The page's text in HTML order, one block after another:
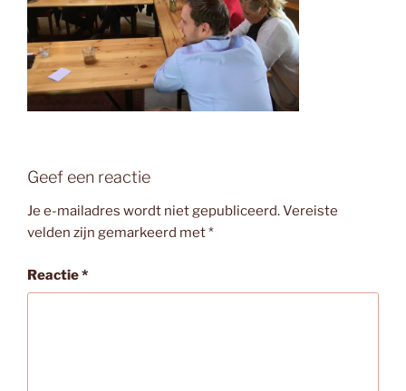
Geef een reactie
Je e-mailadres wordt niet gepubliceerd.Vereiste
velden zijn gemarkeerd met*
Reactie*